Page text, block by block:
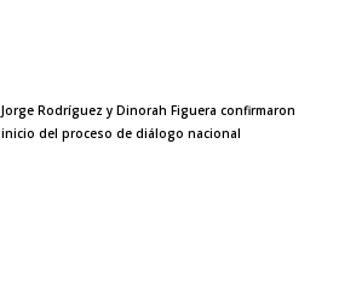
Jorge Rodríguez y Dinorah Figuera confirmaron
inicio del proceso de diálogo nacional